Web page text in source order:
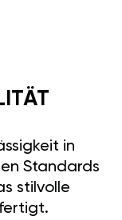
in
Standards
stilvolle